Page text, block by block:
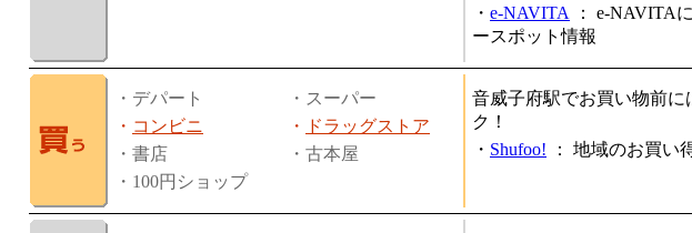
・ e-NAVITA ： e-NAVITA
ースポット情報
・デパート
・スーパー
・ コンビニ ・
ドラッグストア
・書店
・古本屋
・100円ショップ
音威子府駅でお買い物前に
ク！
・ Shufoo! ： 地域のお買い